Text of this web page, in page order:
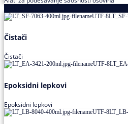
Čistači
Čistači
Epoksidni lepkovi
Epoksidni lepkovi